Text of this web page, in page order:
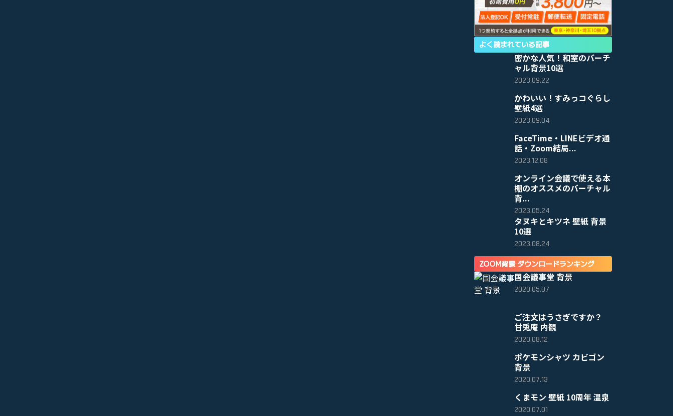
よく読まれている記事
密かな人気！和室のバーチ
ャル背景10選
2023.09.22
かわいい！すみっコぐらし
壁紙4選
2023.09.04
FaceTime・LINEビデオ通
話・Zoom結局...
2023.12.08
オンライン会議で使える本
棚のオススメのバーチャル
背...
2023.05.24
タヌキとキツネ 壁紙 背景
10選
2023.08.24
ZOOM背景 ダウンロードランキング
国会議事堂 背景
2020.05.07
ご注文はうさぎですか？
甘兎庵 内観
2020.08.12
ポケモンシャツ カビゴン
背景
2020.07.13
くまモン 壁紙 10周年 温泉
2020.07.01